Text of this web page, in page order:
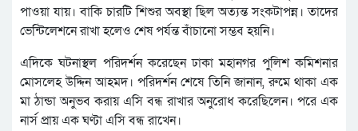
পাওয়া যায়। বাকি চারটি শিশুর অবস্থা ছিল অত্যন্ত সংকটাপন্ন। তাদের
ভেন্টিলেশনে রাখা হলেও শেষ পর্যন্ত বাঁচানো সম্ভব হয়নি।
এদিকে ঘটনাস্থল পরিদর্শন করেছেন ঢাকা মহানগর পুলিশ কমিশনার
মোসলেহ উদ্দিন আহমদ। পরিদর্শন শেষে তিনি জানান, রুমে থাকা এক
মা ঠান্ডা অনুভব করায় এসি বন্ধ রাখার অনুরোধ করেছিলেন। পরে এক
নার্স প্রায় এক ঘণ্টা এসি বন্ধ রাখেন।